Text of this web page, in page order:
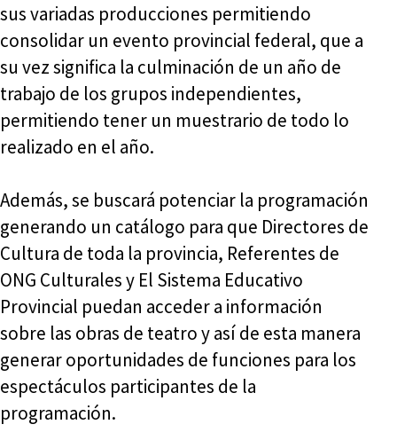
sus variadas producciones permitiendo
consolidar un evento provincial federal, que a
su vez significa la culminación de un año de
trabajo de los grupos independientes,
permitiendo tener un muestrario de todo lo
realizado en el año.
Además, se buscará potenciar la programación
generando un catálogo para que Directores de
Cultura de toda la provincia, Referentes de
ONG Culturales y El Sistema Educativo
Provincial puedan acceder a información
sobre las obras de teatro y así de esta manera
generar oportunidades de funciones para los
espectáculos participantes de la
programación.